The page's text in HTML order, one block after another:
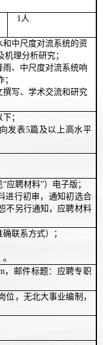
1 人
中尺度对流系统的资
理分析研究；
雨、中尺度对流系统响
写、学术交流和研究
；
发表5篇及以上高水平
应聘材料”）电子版；
进行初审，通知初选合
不另行通知，应聘材料
联系方式）；
，邮件标题：应聘专职
位，无北大事业编制，